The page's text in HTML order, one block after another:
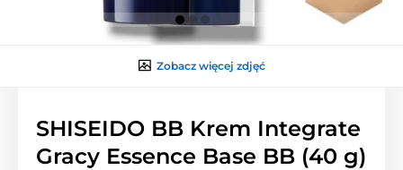
Zobacz więcej zdjęć
SHISEIDO BB Krem Integrate
Gracy Essence Base BB (40 g)